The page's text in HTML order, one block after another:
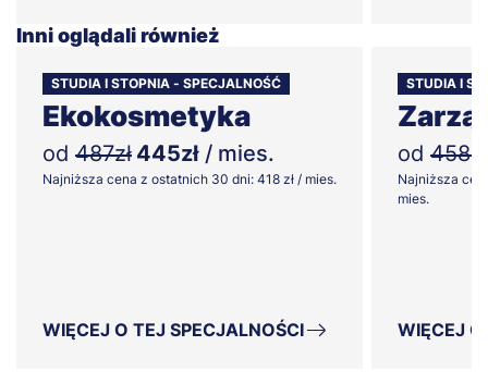
Inni oglądali również
STUDIA I STOPNIA - SPECJALNOŚĆ
Ekokosmetyka
od 487zł 445zł / mies.
Najniższa cena z ostatnich 30 dni: 418 zł / mies.
WIĘCEJ O TEJ SPECJALNOŚCI
STUDIA I
od 458zł
Najniższa
mies.
WIĘCEJ